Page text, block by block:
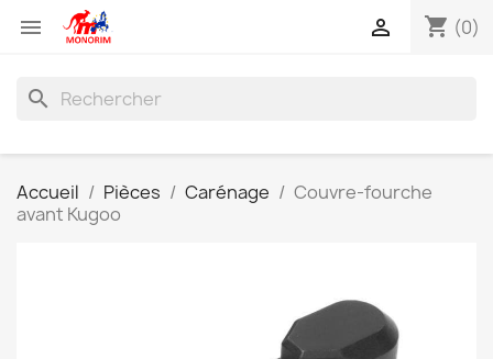
 shopping_cart (0)

search
Accueil Pièces Carénage
Couvre-fourche
avant Kugoo